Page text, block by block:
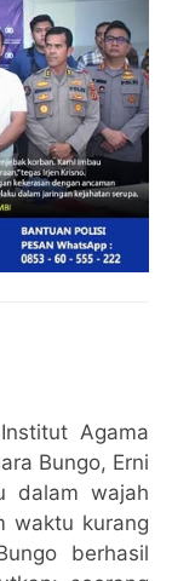
Agama
Bungo, Erni
dalam wajah
waktu kurang
berhasil